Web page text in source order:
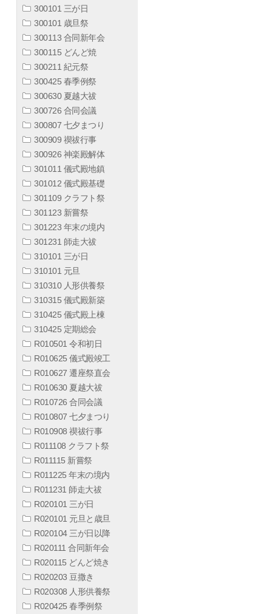
300101 三が日
300101 歳旦祭
300113 合同新年会
300115 どんど焼
300211 紀元祭
300425 春季例祭
300630 夏越大祓
300726 合同会議
300807 七夕まつり
300909 禊祓行事
300926 神楽殿解体
301011 儀式殿地鎮
301012 儀式殿基礎
301109 クラフト祭
301123 新嘗祭
301223 年末の境内
301231 師走大祓
310101 三が日
310101 元旦
310310 人形供養祭
310315 儀式殿新築
310425 儀式殿上棟
310425 定期総会
R010501 令和初日
R010625 儀式殿竣工
R010627 遷座祭直会
R010630 夏越大祓
R010726 合同会議
R010807 七夕まつり
R010908 禊祓行事
R011108 クラフト祭
R011115 新嘗祭
R011225 年末の境内
R011231 師走大祓
R020101 三が日
R020101 元旦と歳旦
R020104 三が日以降
R020111 合同新年会
R020115 どんど焼き
R020203 豆撒き
R020308 人形供養祭
R020425 春季例祭